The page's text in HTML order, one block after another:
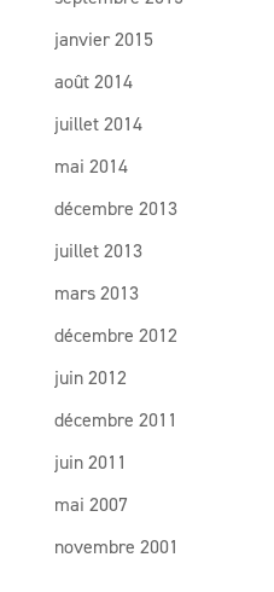
janvier 2015
août 2014
juillet 2014
mai 2014
décembre 2013
juillet 2013
mars 2013
décembre 2012
juin 2012
décembre 2011
juin 2011
mai 2007
novembre 2001